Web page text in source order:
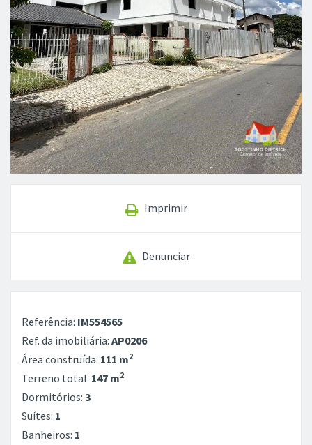
Imprimir
Denunciar
Referência: IM554565
Ref. da imobiliária: AP0206
Área construída: 111 m2
Terreno total: 147 m2
Dormitórios: 3
Suítes: 1
Banheiros: 1